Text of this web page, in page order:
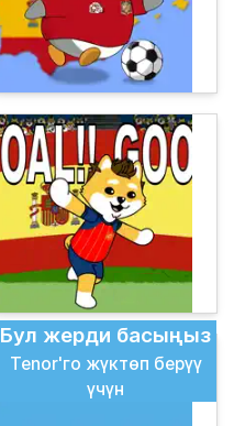
Бул жерди басыңыз
Tenor'го жүктөп берүү
үчүн